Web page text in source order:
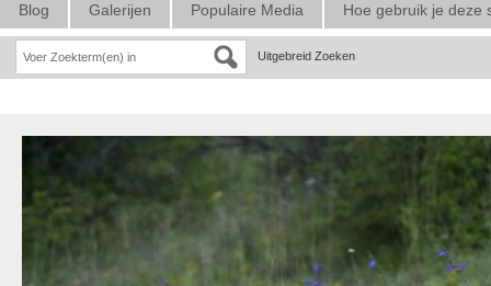
Blog Galerijen Populaire Media Hoe gebruik je deze
Uitgebreid Zoeken